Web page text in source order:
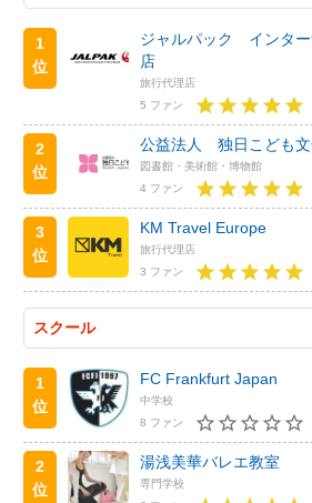
1
位
ジャルパック インタ
店
旅行代理店
5 ファン
2
位
公益法人 独日こども文
図書館・美術館・博物館
4 ファン
3
位
KM Travel Europe
旅行代理店
3 ファン
スクール
1
位
FC Frankfurt Japan
中学校
8 ファン
2
位
湯浅美華バレエ教室
専門学校